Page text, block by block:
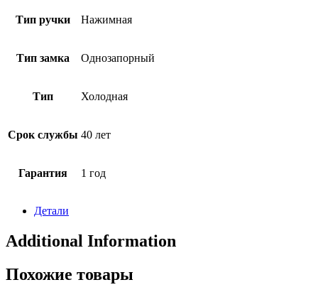
Тип ручки Нажимная
Тип замка Однозапорный
Тип Холодная
Срок службы 40 лет
Гарантия 1 год
Детали
Additional Information
Похожие товары